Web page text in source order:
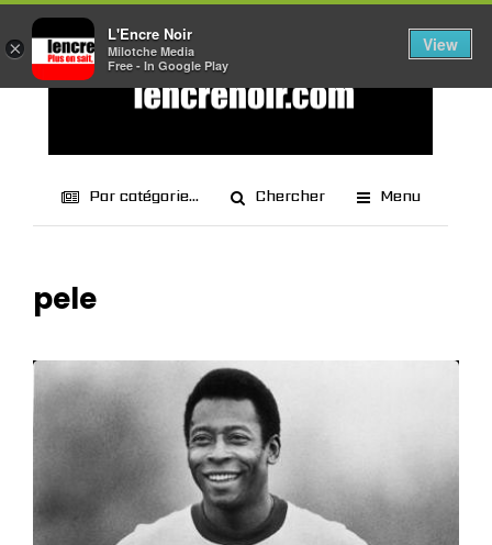
Par catégorie... Chercher Menu
pele
×
L'Encre Noir
Milotche Media
Free - In Google Play
View